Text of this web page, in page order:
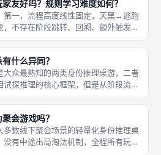
友好吗？规则学习难度如何？
第一，流程高度线性固定，天黑→逃跑
不存在阶段跳转、回溯、额外触发支
一步吃透再进入下一环节，记忆负担
晰，田鼠仅天黑换区、肥猪仅逃跑结
什么异同？
大众最熟知的两类身份推理桌游，二者
试探推理的核心框架，但是从阶段流
玩氛围几乎完全不同，熟悉狼人杀的
感受到节奏、博弈思路的巨大反差，
会游戏吗？
多数线下聚会场景的轻量化身份推理桌
有中途出局淘汰机制，全程所有玩家